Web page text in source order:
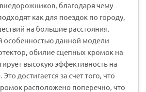
благодаря чему
как для поездок по городу,
на большие расстояния.
особенностью данной модели
обилие сцепных кромок на
высокую эффективность на
достигается за счет того, что
расположено поперечно, что